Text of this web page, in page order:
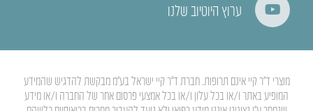
ערוץ היוטיוב שלנו
מוצרי ד”ר קיי אינם תרופות. חברת ד”ר קיי ישראל בע”מ מבקשת להדגיש שהמידע
המופיע באתר ו/או בכל עלון ו/או בכל אמצעי פרסום אחר של החברה ו/או מידע